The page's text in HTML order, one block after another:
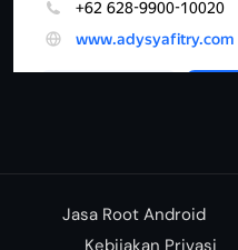
Jasa Root Android
Kebijakan Privasi